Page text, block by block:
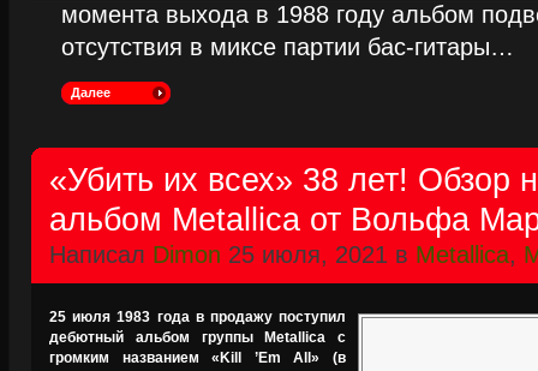
момента выхода в 1988 году альбом
отсутствия в миксе партии бас-гитары…
Далее
«Убить их всех» 38 лет! Обзор
альбом Metallica от Вольфа
Написал Dimon 25 июля, 2021 в Metallica,
25 июля 1983 года в продажу поступил
дебютный альбом группы Metallica с
громким названием «Kill ’Em All» (в